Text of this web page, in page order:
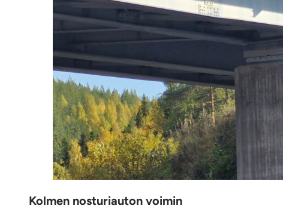
Kolmen nosturiauton voimin